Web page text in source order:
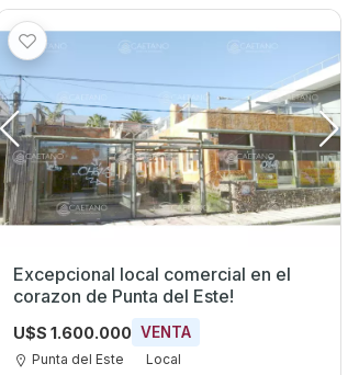
Excepcional local comercial en el
corazon de Punta del Este!
U$S 1.600.000 VENTA
Punta del Este Local